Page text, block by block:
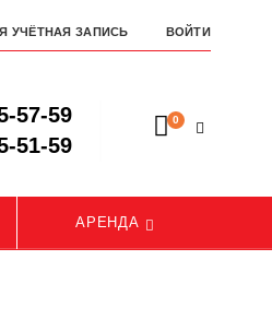
УЧЁТНАЯ ЗАПИСЬ ВОЙТИ
57-59
51-59
0
АРЕНДА